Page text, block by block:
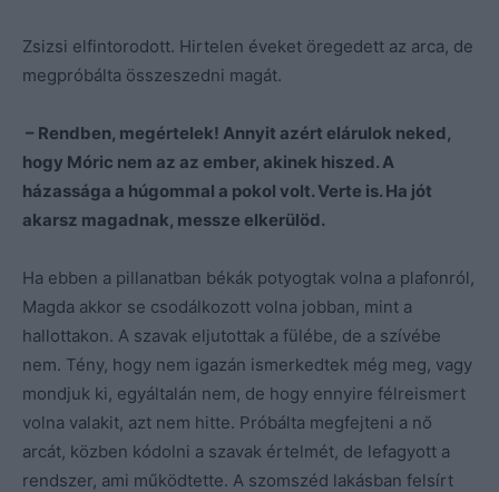
Zsizsi elfintorodott. Hirtelen éveket öregedett az arca, de
megpróbálta összeszedni magát.
– Rendben, megértelek! Annyit azért elárulok neked,
hogy Móric nem az az ember, akinek hiszed. A
házassága a húgommal a pokol volt. Verte is. Ha jót
akarsz magadnak, messze elkerülöd.
Ha ebben a pillanatban békák potyogtak volna a plafonról,
Magda akkor se csodálkozott volna jobban, mint a
hallottakon. A szavak eljutottak a fülébe, de a szívébe
nem. Tény, hogy nem igazán ismerkedtek még meg, vagy
mondjuk ki, egyáltalán nem, de hogy ennyire félreismert
volna valakit, azt nem hitte. Próbálta megfejteni a nő
arcát, közben kódolni a szavak értelmét, de lefagyott a
rendszer, ami működtette. A szomszéd lakásban felsírt